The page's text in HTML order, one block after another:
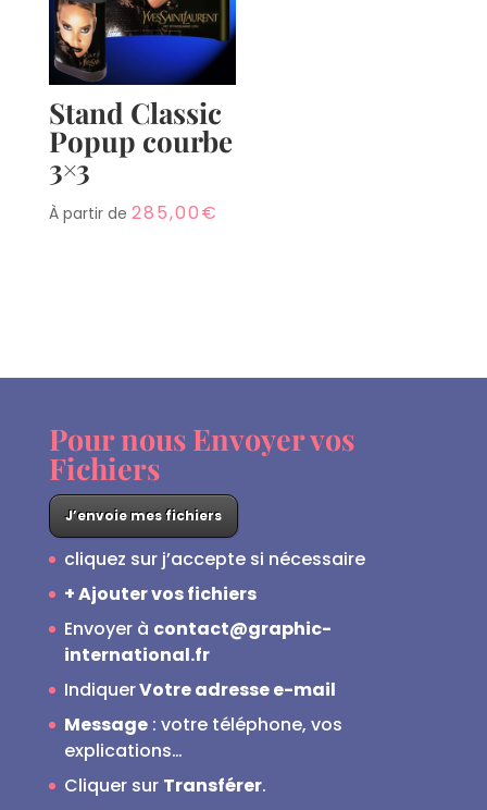
Stand Classic
Popup courbe
3×3
À partir de 285,00€
Pour nous Envoyer vos
Fichiers
J’envoie mes fichiers
cliquez sur j’accepte si nécessaire
+ Ajouter vos fichiers
Envoyer à contact@graphic-
international.fr
IndiquerVotre adresse e-mail
Message: votre téléphone, vos
explications…
Cliquer sur Transférer.